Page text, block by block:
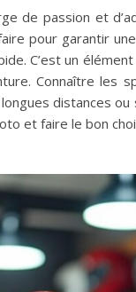
de passion et
pour garantir
C’est un
Connaître les
distances
et faire le bon